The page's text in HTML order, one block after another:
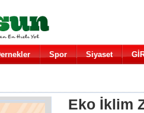
Spor Siyaset
Eko İklim